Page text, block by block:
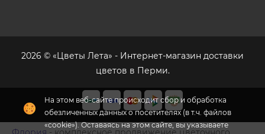
На этом веб-сайте происходит сбор и обработка
обезличенных данных о посетителях (в т.ч. файлов
«cookie»). Оставаясь на этом сайте, вы указываете
2026 © «Цветы Лета» - Интернет-магазин доставки
цветов в Перми.